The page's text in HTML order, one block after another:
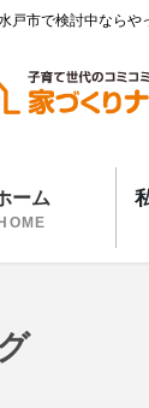
戸市で検討中ならや
ーム